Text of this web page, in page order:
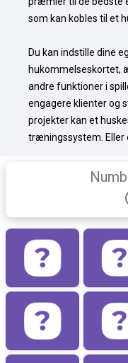
som kan kobles til et
Du kan indstille dine
hukommelseskortet,
andre funktioner i
engagere klienter og
projekter kan et
træningssystem. Eller